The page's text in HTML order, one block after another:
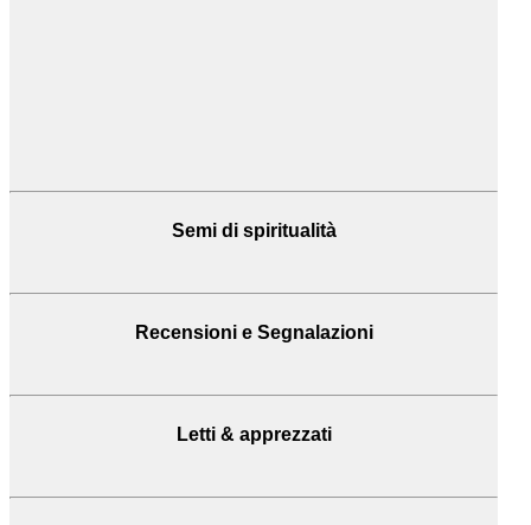
Semi di spiritualità
Recensioni e Segnalazioni
Letti & apprezzati